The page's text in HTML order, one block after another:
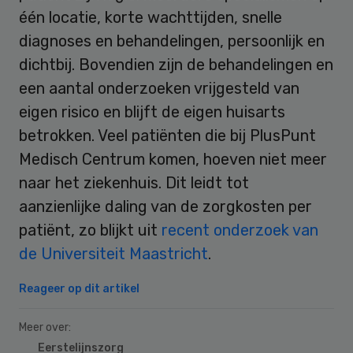
één locatie, korte wachttijden, snelle
diagnoses en behandelingen, persoonlijk en
dichtbij. Bovendien zijn de behandelingen en
een aantal onderzoeken vrijgesteld van
eigen risico en blijft de eigen huisarts
betrokken. Veel patiënten die bij PlusPunt
Medisch Centrum komen, hoeven niet meer
naar het ziekenhuis. Dit leidt tot
aanzienlijke daling van de zorgkosten per
patiënt, zo blijkt uit recent onderzoek van
de Universiteit Maastricht.
Reageer op dit artikel
Meer over:
Eerstelijnszorg